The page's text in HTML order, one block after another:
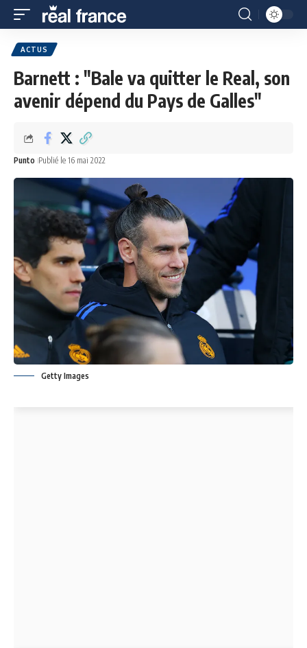
ACTUS
Barnett : "Bale va quitter le Real, son
avenir dépend du Pays de Galles"
Punto Publié le 16 mai 2022
Getty Images